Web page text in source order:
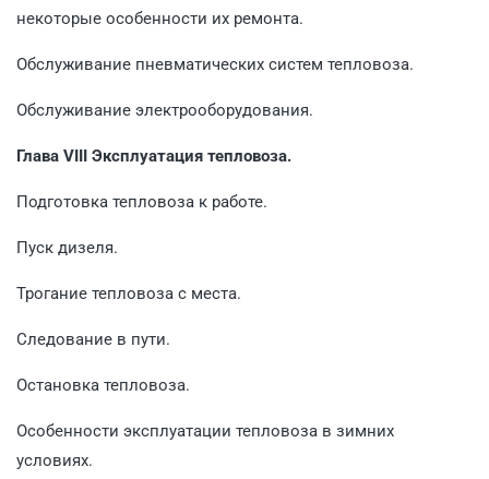
некоторые особенности их ремонта.
Обслуживание пневматических систем тепловоза.
Обслуживание электрооборудования.
Глава VIII Эксплуатация тепловоза.
Подготовка тепловоза к работе.
Пуск дизеля.
Трогание тепловоза с места.
Следование в пути.
Остановка тепловоза.
Особенности эксплуатации тепловоза в зимних
условиях.